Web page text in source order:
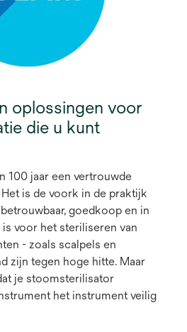
oplossingen voor
die u kunt
100 jaar een vertrouwde
is de voork in de praktijk
goedkoop en in
voor het steriliseren van
- zoals scalpels en
zijn tegen hoge hitte. Maar
je stoomsterilisator
het instrument veilig